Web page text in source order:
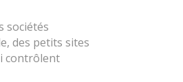
sociétés
des petits sites
contrôlent